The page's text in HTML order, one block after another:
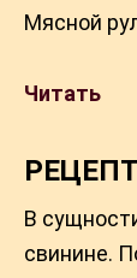
Мясной
Читать
В
свинине.